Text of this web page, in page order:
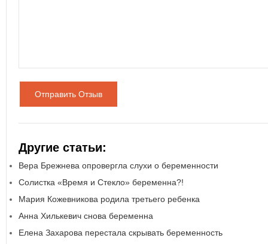
Отправить Отзыв
Другие статьи:
Вера Брежнева опровергла слухи о беременности
Солистка «Время и Стекло» беременна?!
Мария Кожевникова родила третьего ребенка
Анна Хилькевич снова беременна
Елена Захарова перестала скрывать беременность